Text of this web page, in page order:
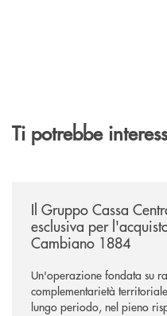
Ti potrebbe
Il Gruppo Cassa
esclusiva per
Cambiano 1884
Un'operazione fondata su
complementarietà
lungo periodo, nel pieno